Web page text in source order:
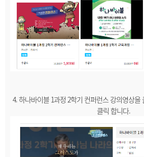
4. 하나바이블 1과정 2학기 컨퍼런스 강의영상
클릭 합니다.